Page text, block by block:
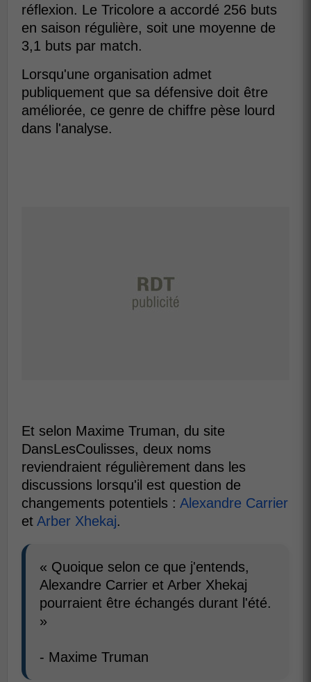
réflexion. Le Tricolore a accordé 256 buts
en saison régulière, soit une moyenne de
3,1 buts par match.
Lorsqu'une organisation admet
publiquement que sa défensive doit être
améliorée, ce genre de chiffre pèse lourd
dans l'analyse.
Et selon Maxime Truman, du site
DansLesCoulisses, deux noms
reviendraient régulièrement dans les
discussions lorsqu'il est question de
changements potentiels : Alexandre Carrier
et Arber Xhekaj.
« Quoique selon ce que j'entends,
Alexandre Carrier et Arber Xhekaj
pourraient être échangés durant l'été.
»
- Maxime Truman